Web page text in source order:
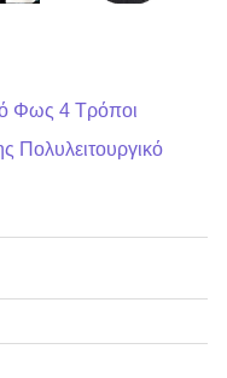
Φως 4 Τρόποι
Πολυλειτουργικό